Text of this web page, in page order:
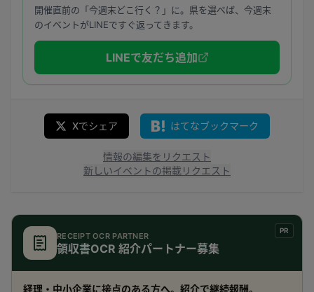
開催直前の「今週末どこ行く？」に。県を選べば、今週末
のイベントがLINEですぐ返ってきます。
LINEで友だち追加
Xでシェア はてなブックマーク
情報の編集をリクエスト
新しいイベントの掲載リクエスト
PR
RECEIPT OCR PARTNER
領収書OCR 紹介パートナー募集
経理・中小企業に接点のある方へ。紹介で継続報酬。